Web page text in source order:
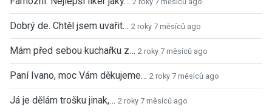
Dobrý de. Chtěl jsem uvařit… 2 roky 7 měsíců ago
Mám před sebou kuchařku z… 2 roky 7 měsíců ago
Paní Ivano, moc Vám děkujeme… 2 roky 7 měsíců ago
Já je dělám trošku jinak,… 2 roky 7 měsíců ago